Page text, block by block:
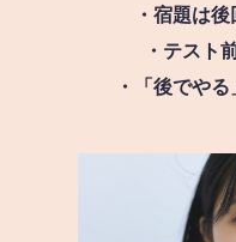
・宿題は
・テスト
・「後でや